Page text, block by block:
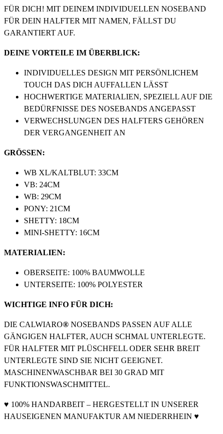
FÜR DICH! MIT DEINEM INDIVIDUELLEN NOSEBAND
FÜR DEIN HALFTER MIT NAMEN, FÄLLST DU
GARANTIERT AUF.
DEINE VORTEILE IM ÜBERBLICK:
INDIVIDUELLES DESIGN MIT PERSÖNLICHEM
TOUCH DAS DICH AUFFALLEN LÄSST
HOCHWERTIGE MATERIALIEN, SPEZIELL AUF DIE
BEDÜRFNISSE DES NOSEBANDS ANGEPASST
VERWECHSLUNGEN DES HALFTERS GEHÖREN
DER VERGANGENHEIT AN
GRÖSSEN:
WB XL/KALTBLUT: 33CM
VB: 24CM
WB: 29CM
PONY: 21CM
SHETTY: 18CM
MINI-SHETTY: 16CM
MATERIALIEN:
OBERSEITE: 100% BAUMWOLLE
UNTERSEITE: 100% POLYESTER
WICHTIGE INFO FÜR DICH:
DIE CALWIARO® NOSEBANDS PASSEN AUF ALLE
GÄNGIGEN HALFTER, AUCH SCHMAL UNTERLEGTE.
FÜR HALFTER MIT PLÜSCHFELL ODER SEHR BREIT
UNTERLEGTE SIND SIE NICHT GEEIGNET.
MASCHINENWASCHBAR BEI 30 GRAD MIT
FUNKTIONSWASCHMITTEL.
♥ 100% HANDARBEIT – HERGESTELLT IN UNSERER
HAUSEIGENEN MANUFAKTUR AM NIEDERRHEIN ♥